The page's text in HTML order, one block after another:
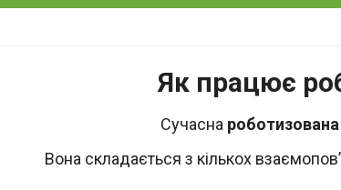
Як працює
Сучасна роботизована
Вона складається з кількох